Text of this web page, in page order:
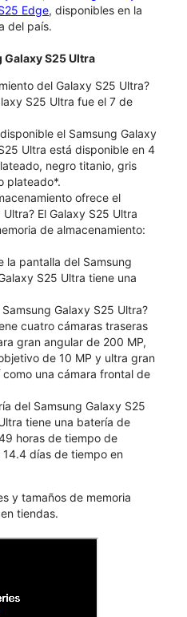
Edge, disponibles en la
del país.
Galaxy S25 Ultra
del Galaxy S25 Ultra?
S25 Ultra fue el 7 de
el Samsung Galaxy
Ultra está disponible en 4
negro titanio, gris
plateado*.
ofrece el
El Galaxy S25 Ultra
de almacenamiento:
la pantalla del Samsung
S25 Ultra tiene una
Galaxy S25 Ultra?
cuatro cámaras traseras
gran angular de 200 MP,
de 10 MP y ultra gran
como una cámara frontal de
del Samsung Galaxy S25
tiene una batería de
horas de tiempo de
días de tiempo en
y tamaños de memoria
tiendas.